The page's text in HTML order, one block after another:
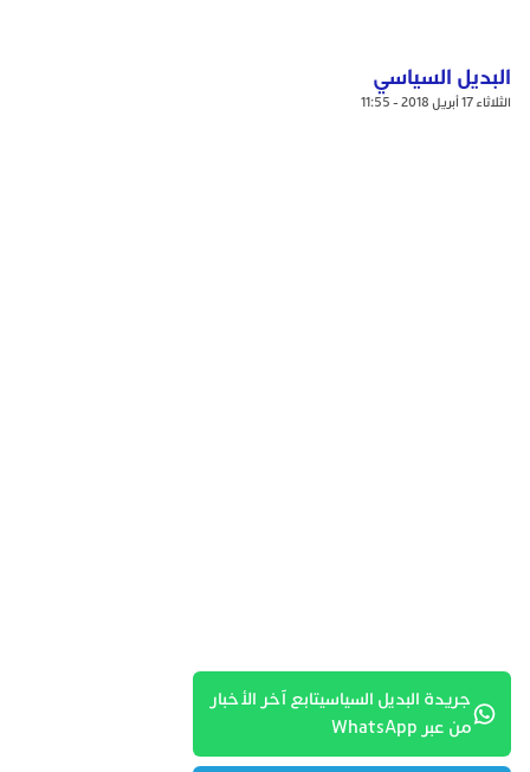
البديل السياسي
الثلاثاء 17 أبريل 2018 - 11:55
جريدة البديل السياسيتابع آخر الأخبار
من عبر WhatsApp